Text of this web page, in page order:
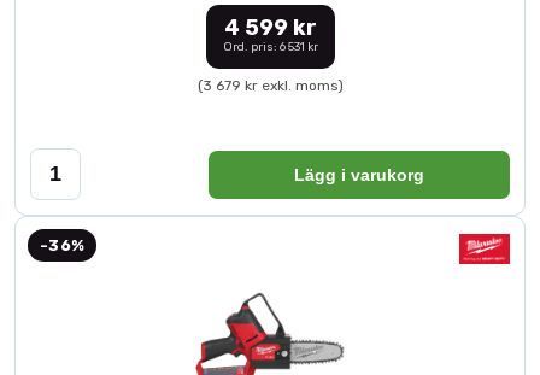
4 599 kr
Ord. pris: 6 531 kr
(3 679 kr exkl. moms)
Lägg i varukorg
-36%